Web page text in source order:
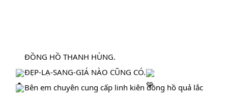
ĐỒNG HỒ THANH HÙNG.
ĐẸP-LẠ-SANG-GIÁ NÀO CŨNG CÓ.
Bên em chuyên cung cấp linh kiên đồng hồ quả lắc